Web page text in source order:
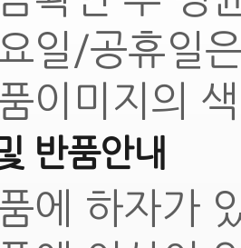
일/공휴일
이미지의
반품안내
에 하자가